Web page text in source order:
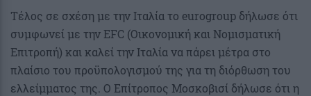
Τέλος σε σχέση με την Ιταλία το eurogroup δήλωσε ότι
συμφωνεί με την EFC (Οικονομική και Νομισματική
Επιτροπή) και καλεί την Ιταλία να πάρει μέτρα στο
πλαίσιο του προϋπολογισμού της για τη διόρθωση του
ελλείμματος της. Ο Επίτροπος Μοσκοβισί δήλωσε ότι η